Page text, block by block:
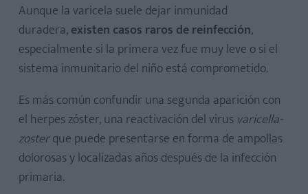
Aunque la varicela suele dejar inmunidad
duradera,existen casos raros de reinfección,
especialmente si la primera vez fue muy leve o si el
sistema inmunitario del niño está comprometido.
Es más común confundir una segunda aparición con
el herpes zóster, una reactivación del virus varicella-
zosterque puede presentarse en forma de ampollas
dolorosas y localizadas años después de la infección
primaria.